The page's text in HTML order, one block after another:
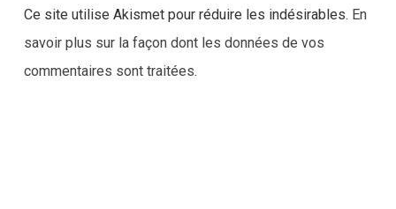
Ce site utilise Akismet pour réduire les indésirables. En
savoir plus sur la façon dont les données de vos
commentaires sont traitées.